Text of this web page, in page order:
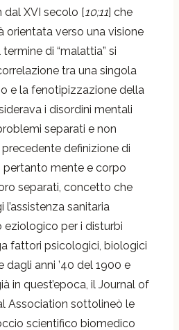
dal XVI secolo [10;11] che
orientata verso una visione
di “malattia” si
tra una singola
e la fenotipizzazione della
i disordini mentali
separati e non
definizione di
pertanto mente e corpo
separati, concetto che
sanitaria
eziologico per i disturbi
fattori psicologici, biologici
anni ’40 del 1900 e
in quest’epoca, il Journal of
Association sottolineò le
scientifico biomedico